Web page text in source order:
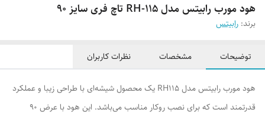
هود مورب رابیتس مدل RH-115 تاچ فری سایز 90
برند: رابیتس
توضیحات مشخصات نظرات کاربران
هود مورب رابیتس مدل RH115 یک محصول شیشه‌ای با طراحی زیبا و عملکرد
قدرتمند است که برای نصب روکار مناسب می‌باشد. این هود با عرض ۹۰